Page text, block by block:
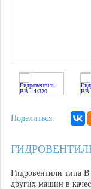
Поделиться:
Гидровентили типа В
других машин в